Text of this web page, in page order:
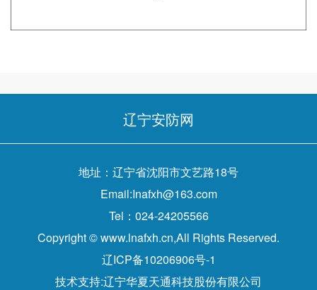
辽宁安防网
地址：辽宁省沈阳市文艺路18号
Email:Inafxh@163.com
Tel：024-24205566
Copyright © www.lnafxh.cn,All Rights Reserved.
辽ICP备10206906号-1
技术支持:辽宁华夏天通科技股份有限公司